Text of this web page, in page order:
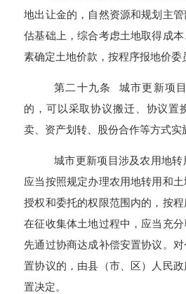
地出让金的，自然资源和规划主
估基础上，综合考虑土地取得成
素确定土地价款，按程序报地价委
第二十九条 城市更新项
的，可以采取协议搬迁、协议置
卖、资产划转、股份合作等方式实
城市更新项目涉及农用地转
应当按照规定办理农用地转用和
授权和委托的权限范围内的，按程
在征收集体土地过程中，应当充
先通过协商达成补偿安置协议。
置协议的，由县（市、区）人民
置决定。